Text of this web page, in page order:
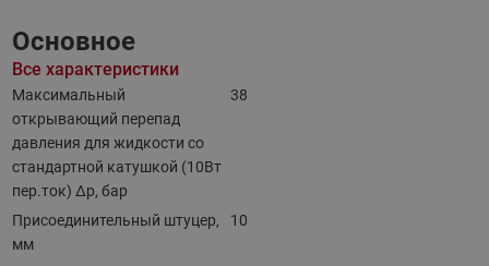
Основное
Все характеристики
Максимальный
открывающий перепад
давления для жидкости со
стандартной катушкой (10Вт
пер.ток) ∆p, бар
38
Присоединительный штуцер,
мм
10